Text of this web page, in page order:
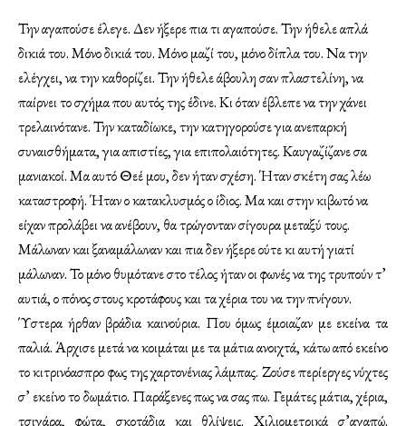
Την αγαπούσε έλεγε. Δεν ήξερε πια τι αγαπούσε. Την ήθελε απλά
δικιά του. Μόνο δικιά του. Μόνο μαζί του, μόνο δίπλα του. Να την
ελέγχει, να την καθορίζει. Την ήθελε άβουλη σαν πλαστελίνη, να
παίρνει το σχήμα που αυτός της έδινε. Κι όταν έβλεπε να την χάνει
τρελαινότανε. Την καταδίωκε, την κατηγορούσε για ανεπαρκή
συναισθήματα, για απιστίες, για επιπολαιότητες. Καυγαζίζανε σα
μανιακοί. Μα αυτό Θεέ μου, δεν ήταν σχέση. Ήταν σκέτη σας λέω
καταστροφή. Ήταν ο κατακλυσμός ο ίδιος. Μα και στην κιβωτό να
είχαν προλάβει να ανέβουν, θα τρώγονταν σίγουρα μεταξύ τους.
Μάλωναν και ξαναμάλωναν και πια δεν ήξερε ούτε κι αυτή γιατί
μάλωναν. Το μόνο θυμότανε στο τέλος ήταν οι φωνές να της τρυπούν τ’
αυτιά, ο πόνος στους κροτάφους και τα χέρια του να την πνίγουν.
Ύστερα ήρθαν βράδια καινούρια. Που όμως έμοιαζαν με εκείνα τα
παλιά. Άρχισε μετά να κοιμάται με τα μάτια ανοιχτά, κάτω από εκείνο
το κιτρινόασπρο φως της χαρτονένιας λάμπας. Ζούσε περίεργες νύχτες
σ’ εκείνο το δωμάτιο. Παράξενες πως να σας πω. Γεμάτες μάτια, χέρια,
τσιγάρα, φώτα, σκοτάδια και θλίψεις. Χιλιομετρικά σ’αγαπώ.